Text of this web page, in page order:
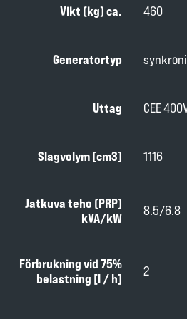
Vikt (kg) ca. 460
Generatortyp synkroni
Uttag CEE
Slagvolym [cm3] 1116
Jatkuva teho (PRP)
kVA/kW
8.5/6.8
Förbrukning vid 75%
belastning [l / h]
2